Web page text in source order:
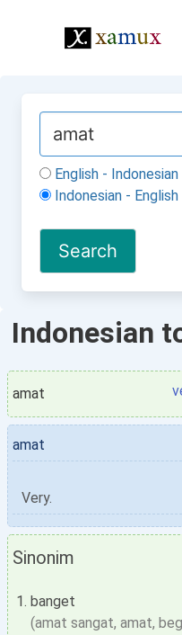
English - Indonesian
Indonesian - English
Indonesian
amat
amat
Very.
Sinonim
banget
(amat sangat, amat,